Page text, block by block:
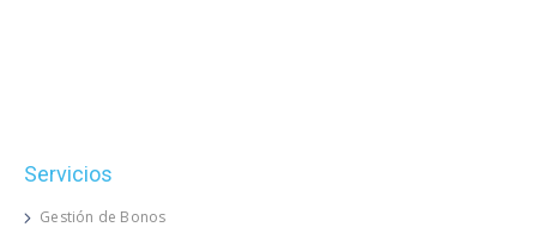
Servicios
Gestión de Bonos